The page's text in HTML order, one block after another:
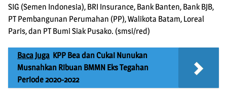
SIG (Semen Indonesia), BRI Insurance, Bank Banten, Bank BJB,
PT Pembangunan Perumahan (PP), Walikota Batam, Loreal
Paris, dan PT Bumi Siak Pusako. (smsi/red)
Baca Juga KPP Bea dan Cukai Nunukan
Musnahkan Ribuan BMMN Eks Tegahan
Periode 2020-2022